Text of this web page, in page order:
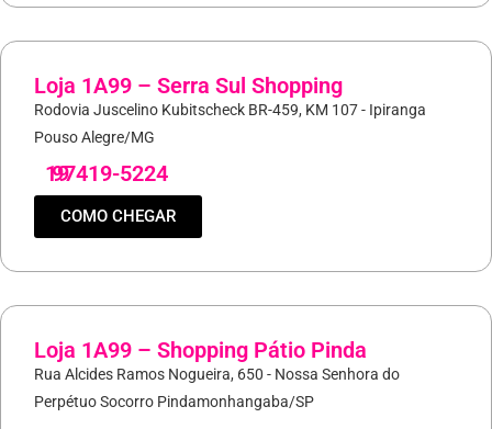
Loja 1A99 – Serra Sul Shopping
Rodovia Juscelino Kubitscheck BR-459, KM 107 - Ipiranga
Pouso Alegre/MG
19
97419-5224
COMO CHEGAR
Loja 1A99 – Shopping Pátio Pinda
Rua Alcides Ramos Nogueira, 650 - Nossa Senhora do
Perpétuo Socorro Pindamonhangaba/SP